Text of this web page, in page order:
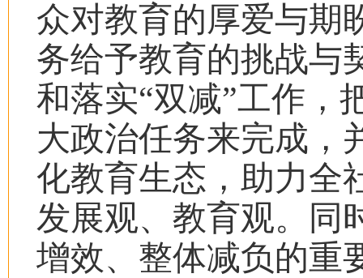
众对教育的厚爱与期
务给予教育的挑战与
和落实“双减”工作，
大政治任务来完成，
化教育生态，助力全
发展观、教育观。同
增效、整体减负的重